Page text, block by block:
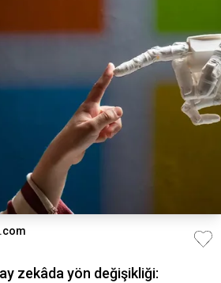
zekâda yön değişikliği: